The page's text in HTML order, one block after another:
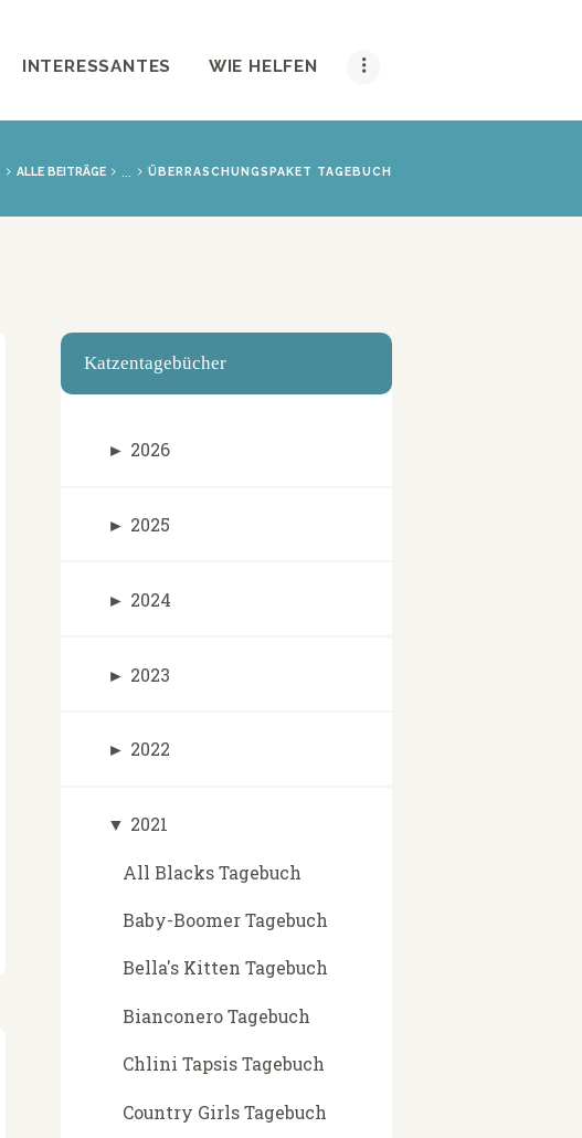
INTERESSANTES WIE HELFEN
ALLE BEITRÄGE ... ÜBERRASCHUNGSPAKET TAGEBUCH
Katzentagebücher
► 2026
► 2025
► 2024
► 2023
► 2022
▼ 2021
All Blacks Tagebuch
Baby-Boomer Tagebuch
Bella's Kitten Tagebuch
Bianconero Tagebuch
Chlini Tapsis Tagebuch
Country Girls Tagebuch